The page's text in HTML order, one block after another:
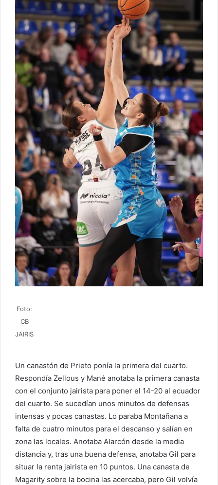
Foto:
CB
JAIRIS
Un canastón de Prieto ponía la primera del cuarto.
Respondía Zellous y Mané anotaba la primera canasta
con el conjunto jairista para poner el 14-20 al ecuador
del cuarto. Se sucedían unos minutos de defensas
intensas y pocas canastas. Lo paraba Montañana a
falta de cuatro minutos para el descanso y salían en
zona las locales. Anotaba Alarcón desde la media
distancia y, tras una buena defensa, anotaba Gil para
situar la renta jairista en 10 puntos. Una canasta de
Magarity sobre la bocina las acercaba, pero Gil volvía